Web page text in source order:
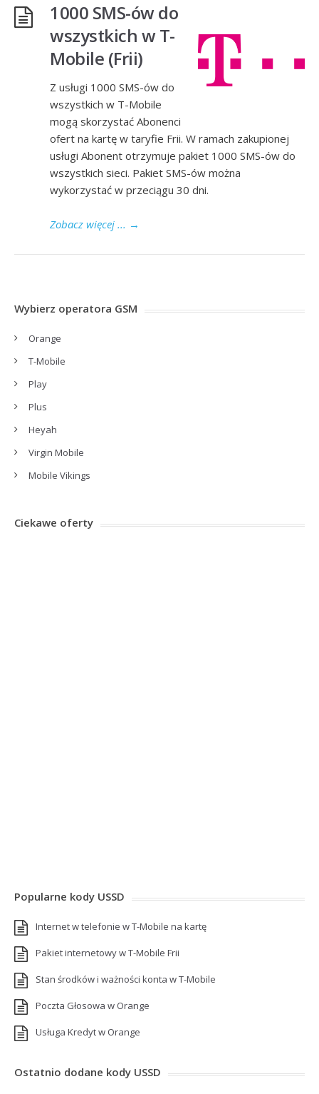
1000 SMS-ów do
wszystkich w T-
Mobile (Frii)
Z usługi 1000 SMS-ów do
wszystkich w T-Mobile
mogą skorzystać Abonenci
ofert na kartę w taryfie Frii. W ramach zakupionej
usługi Abonent otrzymuje pakiet 1000 SMS-ów do
wszystkich sieci. Pakiet SMS-ów można
wykorzystać w przeciągu 30 dni.
Zobacz więcej ... →
Wybierz operatora GSM
Orange
T-Mobile
Play
Plus
Heyah
Virgin Mobile
Mobile Vikings
Ciekawe oferty
Popularne kody USSD
Internet w telefonie w T-Mobile na kartę
Pakiet internetowy w T-Mobile Frii
Stan środków i ważności konta w T-Mobile
Poczta Głosowa w Orange
Usługa Kredyt w Orange
Ostatnio dodane kody USSD